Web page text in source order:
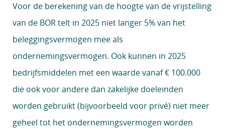
Voor de berekening van de hoogte van de vrijstelling
van de BOR telt in 2025 niet langer 5% van het
beleggingsvermogen mee als
ondernemingsvermogen. Ook kunnen in 2025
bedrijfsmiddelen met een waarde vanaf € 100.000
die ook voor andere dan zakelijke doeleinden
worden gebruikt (bijvoorbeeld voor privé) niet meer
geheel tot het ondernemingsvermogen worden